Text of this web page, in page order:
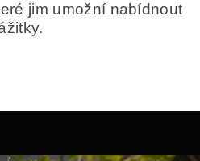
jim umožní nabídnout